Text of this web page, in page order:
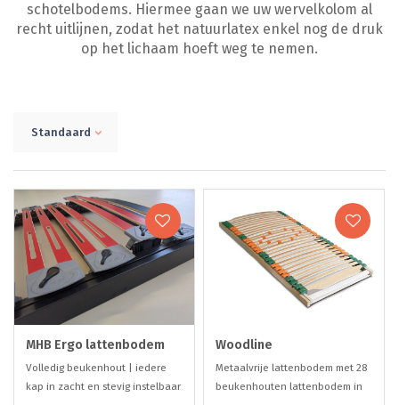
schotelbodems. Hiermee gaan we uw wervelkolom al
recht uitlijnen, zodat het natuurlatex enkel nog de druk
op het lichaam hoeft weg te nemen.
Standaard
MHB Ergo lattenbodem
Volledig beukenhout | iedere
kap in zacht en stevig instelbaar
Woodline
Metaalvrije lattenbodem met 28
beukenhouten lattenbodem in